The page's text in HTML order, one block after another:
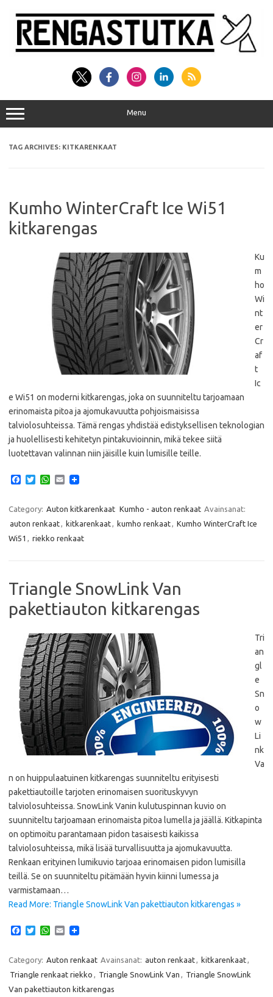
content
Menu
TAG ARCHIVES: KITKARENKAAT
Kumho WinterCraft Ice Wi51
kitkarengas
Ku
m
ho
Wi
nt
er
Cr
af
t
Ic
e Wi51 on moderni kitkarengas, joka on suunniteltu tarjoamaan
erinomaista pitoa ja ajomukavuutta pohjoismaisissa
talviolosuhteissa. Tämä rengas yhdistää edistyksellisen teknologian
ja huolellisesti kehitetyn pintakuvioinnin, mikä tekee siitä
luotettavan valinnan niin jäisille kuin lumisille teille.
e
o
o
T
t
e
r
W
t
A
p
E
i
l
Category: Auton kitkarenkaat Kumho - auton renkaat Avainsanat:
auton renkaat
kitkarenkaat kumho renkaat
Kumho WinterCraft Ice
Wi51
riekko renkaat
Triangle SnowLink Van
pakettiauton kitkarengas
Tri
an
gl
e
Sn
o
w
Li
nk
Va
n on huippulaatuinen kitkarengas suunniteltu erityisesti
pakettiautoille tarjoten erinomaisen suorituskyvyn
talviolosuhteissa. SnowLink Vanin kulutuspinnan kuvio on
suunniteltu tarjoamaan erinomaista pitoa lumella ja jäällä. Kitkapinta
on optimoitu parantamaan pidon tasaisesti kaikissa
talviolosuhteissa, mikä lisää turvallisuutta ja ajomukavuutta.
Renkaan erityinen lumikuvio tarjoaa erinomaisen pidon lumisilla
teillä. Se on suunniteltu pitämään hyvin kiinni lumessa ja
varmistamaan…
Read More: Triangle SnowLink Van pakettiauton kitkarengas »
e
o
o
T
t
e
r
W
t
s
A
p
E
i
l
Category: Auton renkaat Avainsanat: auton renkaat kitkarenkaat
Triangle renkaat riekko
Triangle SnowLink Van
Triangle SnowLink
Van pakettiauton kitkarengas